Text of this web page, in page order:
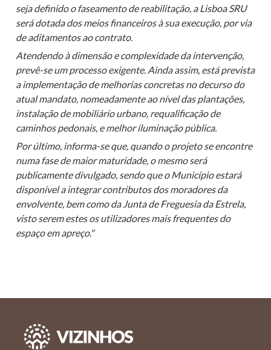
seja definido o faseamento de reabilitação, a Lisboa SRU
será dotada dos meios financeiros à sua execução, por via
de aditamentos ao contrato.
Atendendo à dimensão e complexidade da intervenção,
prevê-se um processo exigente. Ainda assim, está prevista
a implementação de melhorias concretas no decurso do
atual mandato, nomeadamente ao nível das plantações,
instalação de mobiliário urbano, requalificação de
caminhos pedonais, e melhor iluminação pública.
Por último, informa-se que, quando o projeto se encontre
numa fase de maior maturidade, o mesmo será
publicamente divulgado, sendo que o Município estará
disponível a integrar contributos dos moradores da
envolvente, bem como da Junta de Freguesia da Estrela,
visto serem estes os utilizadores mais frequentes do
espaço em apreço."